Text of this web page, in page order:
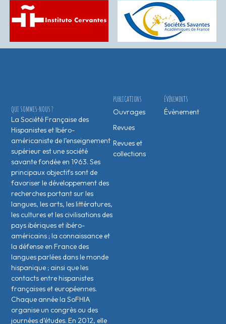
ÉVÉNEMENTS
Évènement
PUBLICATIONS
Ouvrages
Revues
Revues et
collections
QUI SOMMES-NOUS ?
La Société Française des
Hispanistes et Ibéro-
américaniste de l’enseignement
supérieur est une société
savante fondée en 1963. Ses
principaux objectifs sont de
favoriser le développement des
recherches portant sur les
langues, les arts, les littératures,
les cultures et les civilisations des
pays ibériques et ibéro-
américains ; la connaissance et
la défense en France des
langues parlées dans le monde
hispanique ; ainsi que les
contacts entre hispanistes
français·es et européen·nes.
Chaque année la SoFHIA
organise un congrès ou des
journées d’études. En 2012, elle